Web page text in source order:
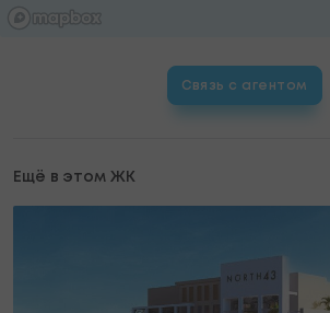
Связь с агентом
Ещё в этом ЖК